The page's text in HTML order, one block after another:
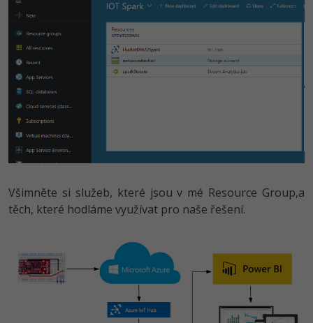
Všimněte si služeb, které jsou v mé Resource Group,a
těch, které hodláme využívat pro naše řešení.